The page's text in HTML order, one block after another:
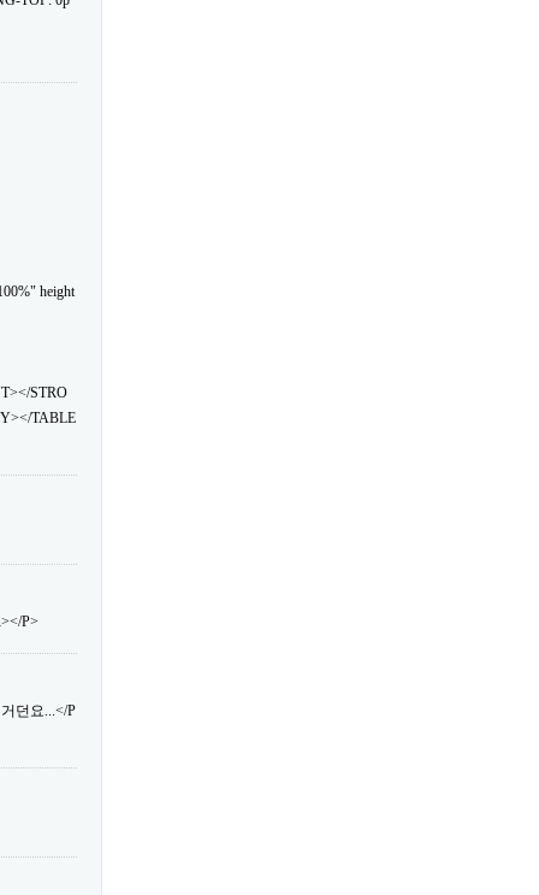
height
STRO
TABLE
P>
던요...</P